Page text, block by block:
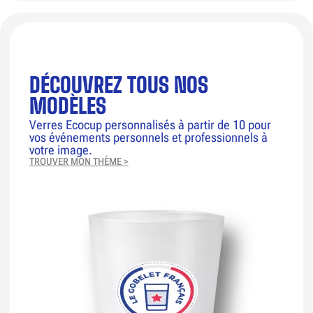
DÉCOUVREZ TOUS NOS
MODÈLES
Verres Ecocup personnalisés à partir de 10 pour
vos événements personnels et professionnels à
votre image.
TROUVER MON THÈME >